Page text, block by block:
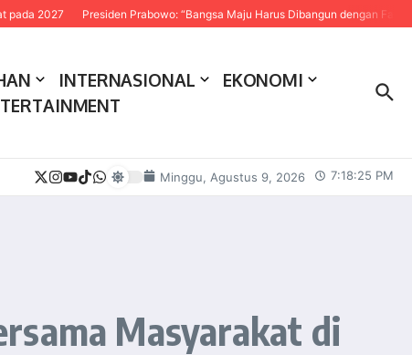
Presiden Prabowo: “Bangsa Maju Harus Dibangun dengan Fakta dan
INTERNASIONAL
EKONOMI
Minggu, Agustus 9, 2026 7:18:26 PM
Masyarakat di